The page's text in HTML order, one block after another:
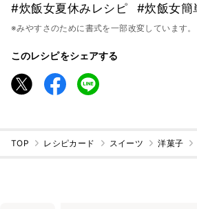
#炊飯女夏休みレシピ
#炊飯女簡
※みやすさのために書式を一部改変しています。
このレシピをシェアする
TOP レシピカード スイーツ 洋菓子